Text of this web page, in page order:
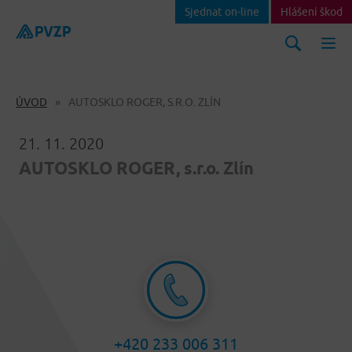
Sjednat on-line Hlášení škod
ÚVOD AUTOSKLO ROGER, S.R.O. ZLÍN
21. 11. 2020
AUTOSKLO ROGER, s.r.o. Zlín
+420 233 006 311